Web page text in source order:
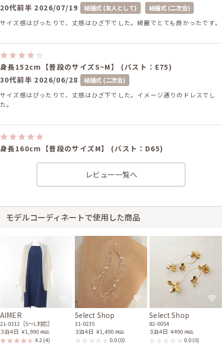
20代前半 2026/07/19 結婚式 (友人として)
結婚式 (二次会)
サイズ感はぴったりで、丈感はひざ下でした。綺麗でとても良かったです。
身長152cm【普段のサイズS~M】 (バスト：E75)
30代前半 2026/06/28
結婚式 (二次会)
サイズ感はぴったりで、丈感はひざ下でした。イメージ通りのドレスでし
た。
身長160cm【普段のサイズM】 (バスト：D65)
2026/05/02 結婚式 (友人として)
サイズ感はぴったりで、丈感はひざ下でした。春らしいカラーで周りとも被
らず友人に褒められるドレスでした。写真写りも良く顔が明るく見えて良か
す）。
レビュー一覧へ
モデルコーディネートで使用した商品
AIMER
21-0312［S〜L対応］
３泊４日 ￥1,990 (税込)
4.2(4)
Select Shop
31-0235
３泊４日 ￥1,490 (税込)
0.0(0)
Select Shop
82-0054
３泊４日 ￥490 (税込)
0.0(0)